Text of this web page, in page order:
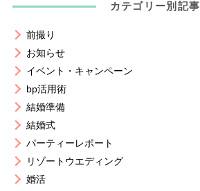
カテゴリー別記事
前撮り
お知らせ
イベント・キャンペーン
bp活用術
結婚準備
結婚式
パーティーレポート
リゾートウエディング
婚活